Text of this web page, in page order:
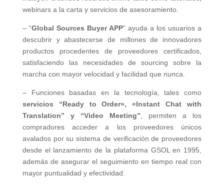
webinars a la carta y servicios de asesoramiento.
– “Global Sources Buyer APP” ayuda a los usuarios a
descubrir y abastecerse de millones de innovadores
productos procedentes de proveedores certificados,
satisfaciendo las necesidades de sourcing sobre la
marcha con mayor velocidad y facilidad que nunca.
– Funciones basadas en la tecnología, tales como
servicios “Ready to Order», «Instant Chat with
Translation”
y “Video Meeting” , permiten a los
compradores acceder a los proveedores únicos
avalados por su sistema de verificación de proveedores
desde el lanzamiento de la plataforma GSOL en 1995,
además de asegurar el seguimiento en tiempo real con
mayor puntualidad y efectividad.